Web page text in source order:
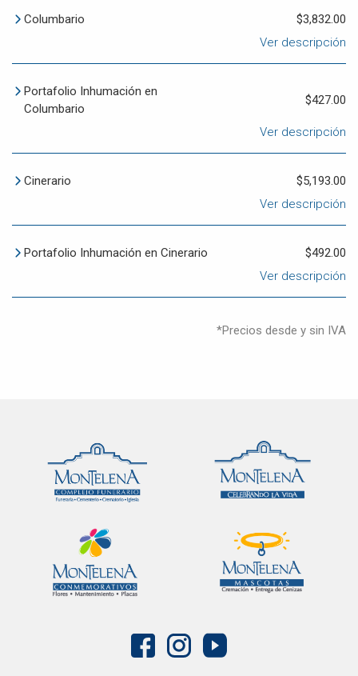
Columbario
$3,832.00
Ver descripción
Portafolio Inhumación en
Columbario
$427.00
Ver descripción
Cinerario
$5,193.00
Ver descripción
Portafolio Inhumación en Cinerario
$492.00
Ver descripción
*Precios desde y sin IVA